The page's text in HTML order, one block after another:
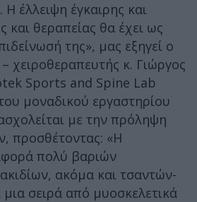
έλλειψη έγκαιρης και
και θεραπείας θα έχει ως
της», μας εξηγεί ο
χειροθεραπευτής κ. Γιώργος
Sports and Spine Lab
μοναδικού εργαστηρίου
με την πρόληψη
προσθέτοντας: «Η
πολύ βαριών
ακόμα και τσαντών-
μια σειρά από μυοσκελετικά